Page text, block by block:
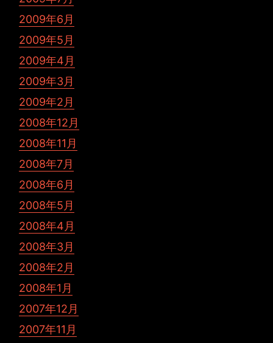
2009年6月
2009年5月
2009年4月
2009年3月
2009年2月
2008年12月
2008年11月
2008年7月
2008年6月
2008年5月
2008年4月
2008年3月
2008年2月
2008年1月
2007年12月
2007年11月